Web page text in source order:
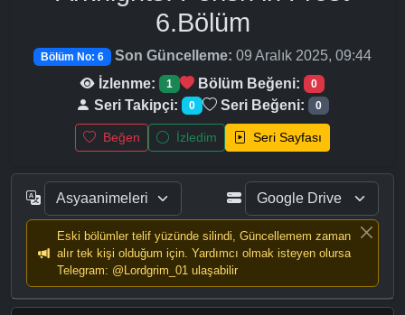
6.Bölüm
Bölüm No: 6 Son Güncelleme: 09 Aralık 2025, 09:44
İzlenme:
1 Bölüm Beğeni: 0
Seri Takipçi: 0 Seri Beğeni: 0
Beğen İzledim Seri Sayfası
Eski bölümler telif yüzünde silindi, Güncellemem zaman
alır tek kişi olduğum için. Yardımcı olmak isteyen olursa
Telegram: @Lordgrim_01 ulaşabilir